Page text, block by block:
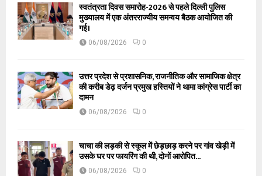
स्वतंत्रता दिवस समारोह-2026 से पहले दिल्ली पुलिस
मुख्यालय में एक अंतरराज्यीय समन्वय बैठक आयोजित की
गई।
06/08/2026 0
उत्तर प्रदेश से प्रशासनिक, राजनीतिक और सामाजिक क्षेत्र
की करीब डेढ़ दर्जन प्रमुख हस्तियों ने थामा कांग्रेस पार्टी का
दामन
06/08/2026 0
चाचा की लड़की से स्कूल में छेड़छाड़ करने पर गांव खेड़ी में
उसके घर पर फायरिंग की थी, दोनों आरोपित...
06/08/2026 0